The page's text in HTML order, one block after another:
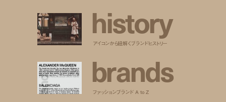
history
アイコンから紐解くブランドヒストリー
brands
ファッションブランド A to Z